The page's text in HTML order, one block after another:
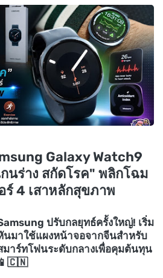
Galaxy Watch9
นร่าง สกัดโรค" พลิกโฉม
ร์ 4 เสาหลักสุขภาพ
ปรับกลยุทธ์ครั้งใหญ่! เริ่ม
นมาใช้แผงหน้าจอจากจีนสำหรับ
มาร์ทโฟนระดับกลางเพื่อคุมต้นทุน
📱🇨🇳